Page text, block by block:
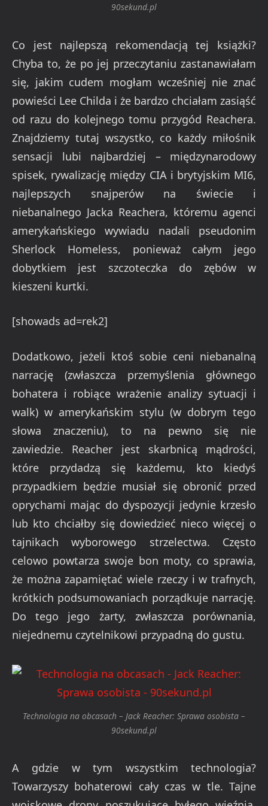
90sekund.pl
Co jest najlepszą rekomendacją tej książki?
Chyba to, że po jej przeczytaniu zastanawiałam
się, jakim cudem mogłam wcześniej nie znać
powieści Lee Childa i że bardzo chciałam zasiąść
od razu do kolejnego tomu przygód Reachera.
Znajdziemy tutaj wszystko, co każdy miłośnik
sensacji lubi najbardziej – międzynarodowy
spisek, rywalizację między CIA i brytyjskim MI6,
najlepszych snajperów na świecie i
niebanalnego Jacka Reachera, któremu agenci
amerykańskiego wywiadu nadali pseudonim
Sherlock Homeless, ponieważ całym jego
dobytkiem jest szczoteczka do zębów w
kieszeni kurtki.
[showads ad=rek2]
Dodatkowo, jeżeli ktoś sobie ceni niebanalną
narrację (zwłaszcza przemyślenia głównego
bohatera i robiące wrażenie analizy sytuacji i
walk) w amerykańskim stylu (w dobrym tego
słowa znaczeniu), to na pewno się nie
zawiedzie. Reacher jest skarbnicą mądrości,
które przydadzą się każdemu, kto kiedyś
przypadkiem będzie musiał się obronić przed
oprychami mając do dyspozycji jedynie krzesło
lub kto chciałby się dowiedzieć nieco więcej o
tajnikach wyborowego strzelectwa. Często
celowo powtarza swoje bon moty, co sprawia,
że można zapamiętać wiele rzeczy i w trafnych,
krótkich podsumowaniach porządkuje narrację.
Do tego jego żarty, zwłaszcza porównania,
niejednemu czytelnikowi przypadną do gustu.
Technologia na obcasach – Jack Reacher: Sprawa osobista –
90sekund.pl
A gdzie w tym wszystkim technologia?
Towarzyszy bohaterowi cały czas w tle. Tajne